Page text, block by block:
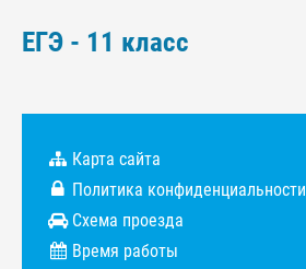
ЕГЭ - 11 класс
Карта сайта
Политика конфиденциальности
Схема проезда
Время работы